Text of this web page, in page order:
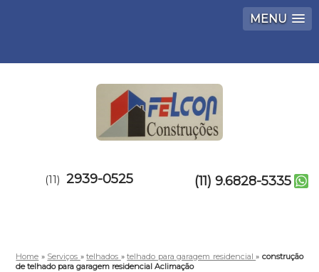
MENU
(11) 2939-0525 (11) 9.6828-5335
Home » Serviços »telhados »telhado para garagem residencial» construção
de telhado para garagem residencial Aclimação